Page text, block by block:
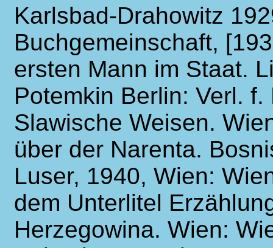
Karlsbad-Drahowitz
Buchgemeinschaft,
ersten Mann im Staat.
Potemkin Berlin: Verl.
Slawische Weisen.
über der Narenta.
Luser, 1940, Wien:
dem Unterlitel
Herzegowina. Wien: